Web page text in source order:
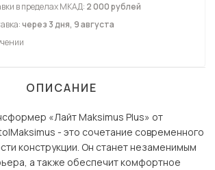
в пределах МКАД: 2 000 рублей
через 3 дня, 9 августа
ОПИСАНИЕ
«Лайт Maksimus Plus» от
- это сочетание современного
конструкции. Он станет незаменимым
а также обеспечит комфортное